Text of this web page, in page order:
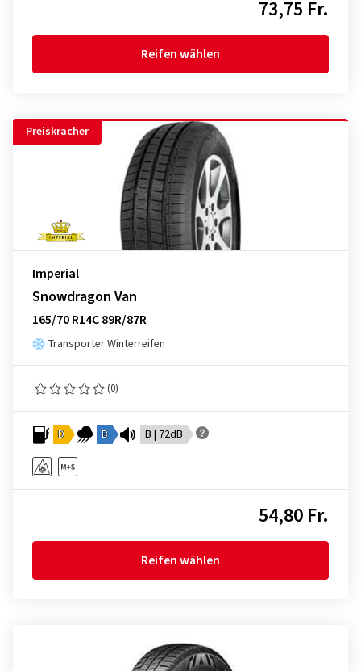
73,75 Fr.
Reifen wählen
Preiskracher
Imperial
Snowdragon Van
165/70 R14C 89R/87R
Transporter Winterreifen
(0)
D B B | 72dB
54,80 Fr.
Reifen wählen